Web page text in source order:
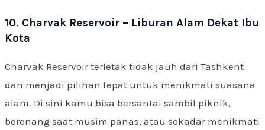
10. Charvak Reservoir – Liburan Alam Dekat Ibu
Kota
Charvak Reservoir terletak tidak jauh dari Tashkent
dan menjadi pilihan tepat untuk menikmati suasana
alam. Di sini kamu bisa bersantai sambil piknik,
berenang saat musim panas, atau sekadar menikmati